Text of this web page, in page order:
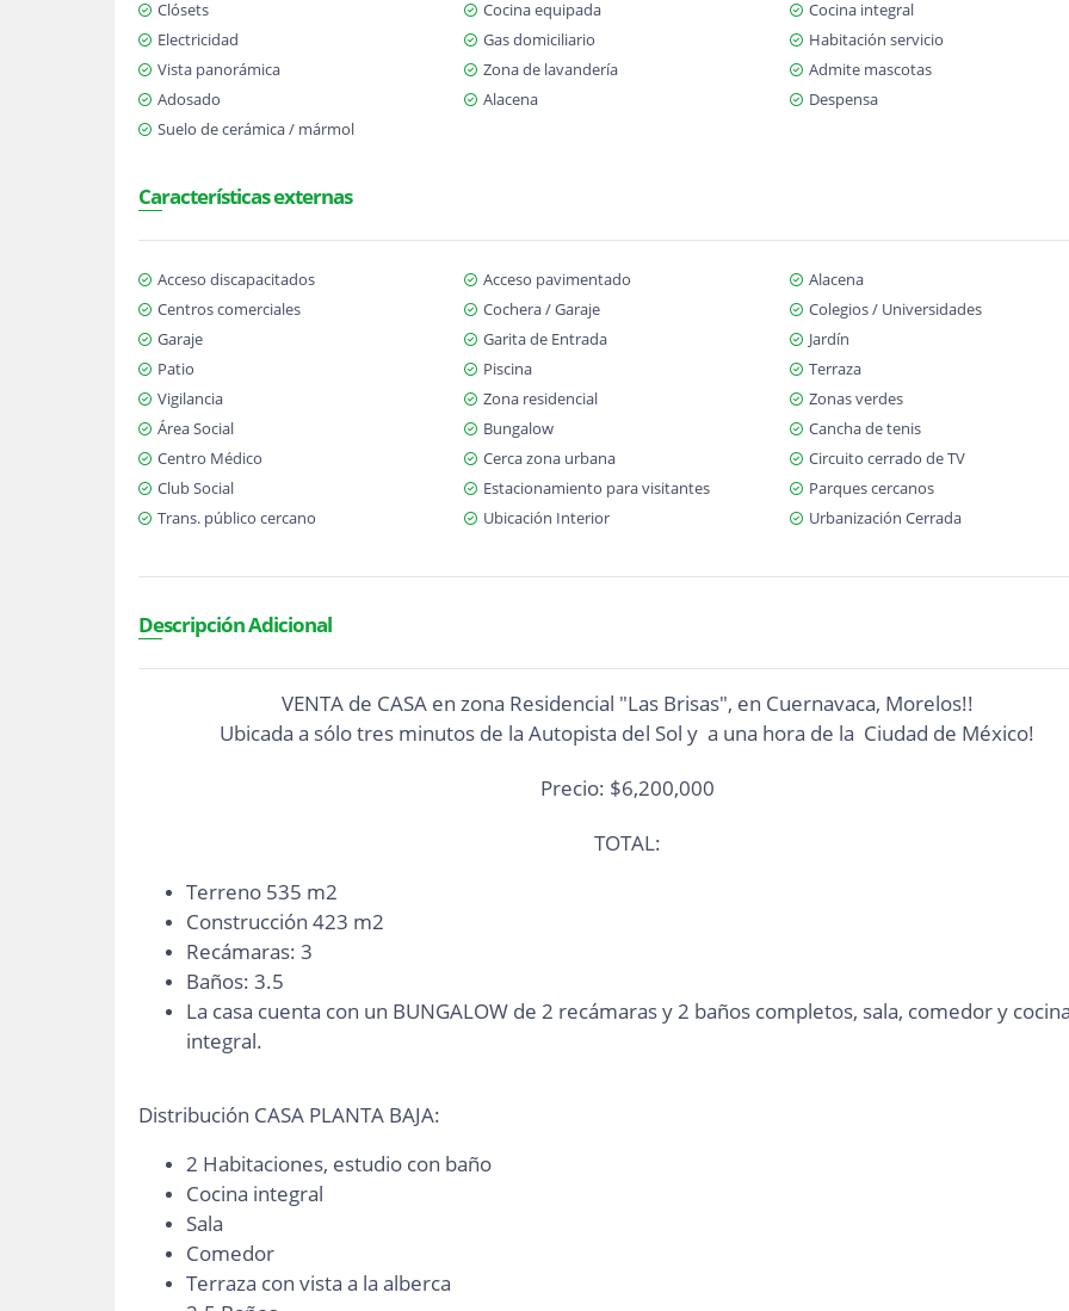
Clósets
Cocina equipada
Cocina integral
Electricidad
Gas domiciliario
Habitación servicio
Vista panorámica
Zona de lavandería
Admite mascotas
Adosado
Alacena
Despensa
Suelo de cerámica / mármol
Características externas
Acceso discapacitados Acceso pavimentado
Alacena
Centros comerciales
Cochera / Garaje
Colegios / Universidades
Garaje
Garita de Entrada
Jardín
Patio
Piscina
Terraza
Vigilancia
Zona residencial
Zonas verdes
Área Social
Bungalow
Cancha de tenis
Centro Médico
Cerca zona urbana
Circuito cerrado de TV
Club Social
Estacionamiento para visitantes
Parques cercanos
Trans. público cercano
Ubicación Interior Urbanización Cerrada
Descripción Adicional
VENTA de CASA en zona Residencial "Las Brisas", en Cuernavaca, Morelos!!
Ubicada a sólo tres minutos de la Autopista del Sol y a una hora de la Ciudad de México!
Precio: $6,200,000
TOTAL:
Terreno 535 m2
Construcción 423 m2
Recámaras: 3
Baños: 3.5
La casa cuenta con un BUNGALOW de 2 recámaras y 2 baños completos, sala, comedor y
integral.
Distribución CASA PLANTA BAJA:
2 Habitaciones, estudio con baño
Cocina integral
Sala
Comedor
Terraza con vista a la alberca